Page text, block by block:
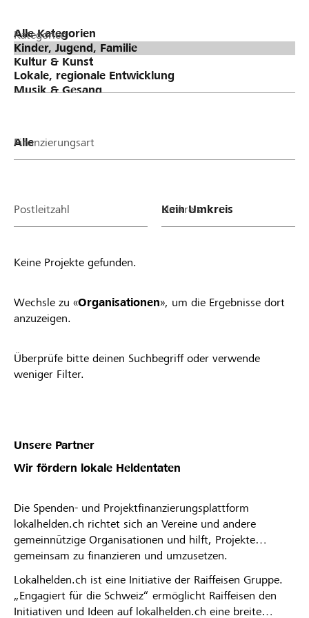
Kategorien
Finanzierungsart
Postleitzahl Umkreis
Keine Projekte gefunden.
Wechsle zu «Organisationen», um die Ergebnisse dort
anzuzeigen.
Überprüfe bitte deinen Suchbegriff oder verwende
weniger Filter.
Unsere Partner
Wir fördern lokale Heldentaten
Die Spenden- und Projektfinanzierungsplattform
lokalhelden.ch richtet sich an Vereine und andere
gemeinnützige Organisationen und hilft, Projekte
gemeinsam zu finanzieren und umzusetzen.
Lokalhelden.ch ist eine Initiative der Raiffeisen Gruppe.
„Engagiert für die Schweiz“ ermöglicht Raiffeisen den
Initiativen und Ideen auf lokalhelden.ch eine breite